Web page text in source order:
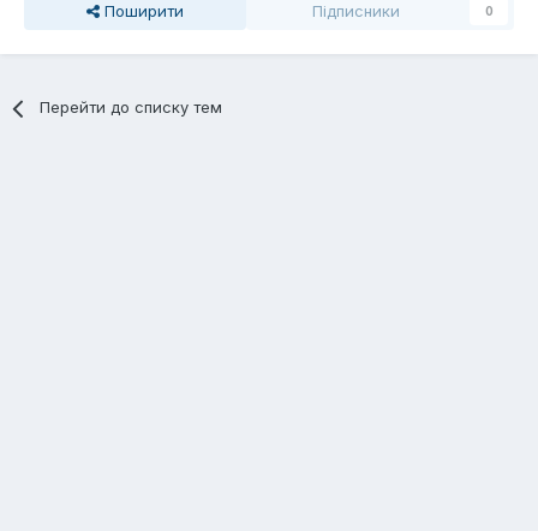
Поширити Підписники 0
Перейти до списку тем